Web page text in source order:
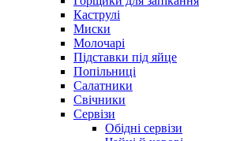
Каструлі
Миски
Молочарі
Підставки під яйце
Попільниці
Салатники
Свічники
Сервізи
Обідні сервізи